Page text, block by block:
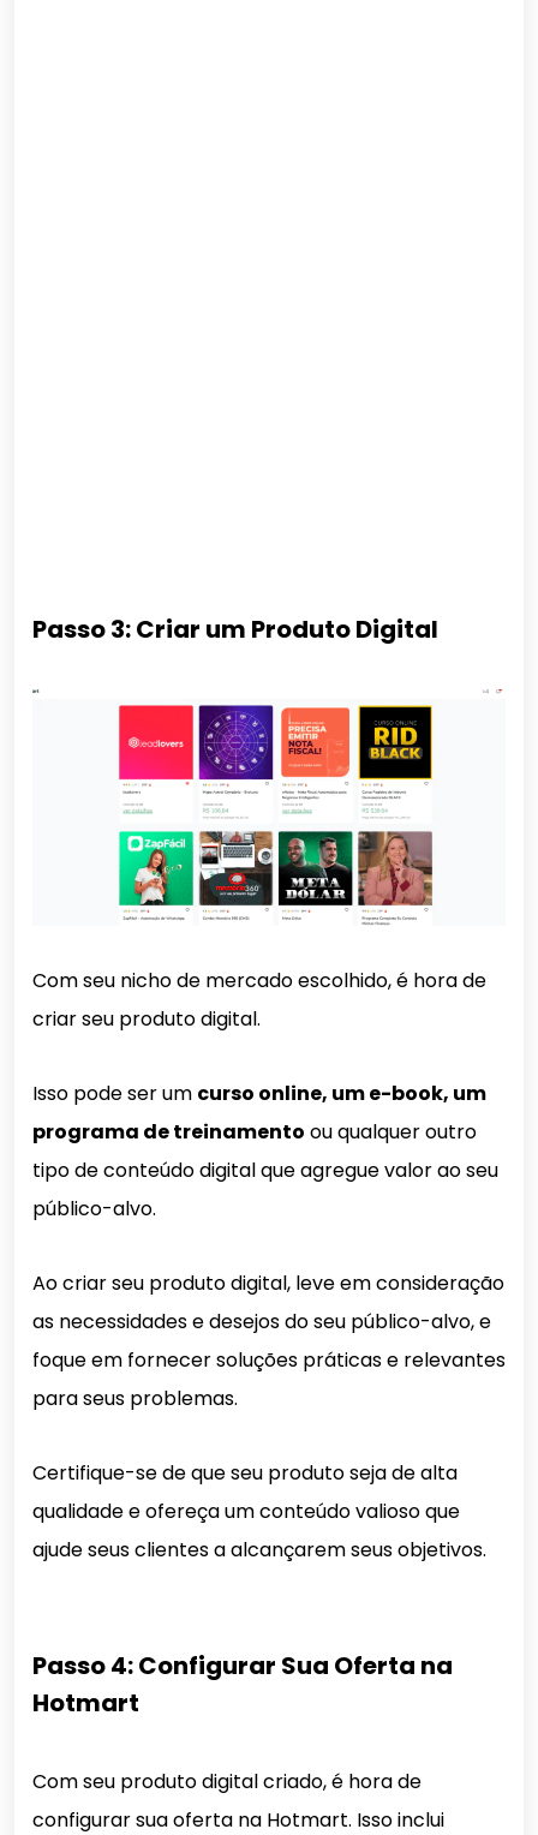
Passo 3: Criar um Produto Digital
Com seu nicho de mercado escolhido, é hora de
criar seu produto digital.
Isso pode ser um curso online, um e-book, um
programa de treinamento ou qualquer outro
tipo de conteúdo digital que agregue valor ao seu
público-alvo.
Ao criar seu produto digital, leve em consideração
as necessidades e desejos do seu público-alvo, e
foque em fornecer soluções práticas e relevantes
para seus problemas.
Certifique-se de que seu produto seja de alta
qualidade e ofereça um conteúdo valioso que
ajude seus clientes a alcançarem seus objetivos.
Passo 4: Configurar Sua Oferta na
Hotmart
Com seu produto digital criado, é hora de
configurar sua oferta na Hotmart. Isso inclui